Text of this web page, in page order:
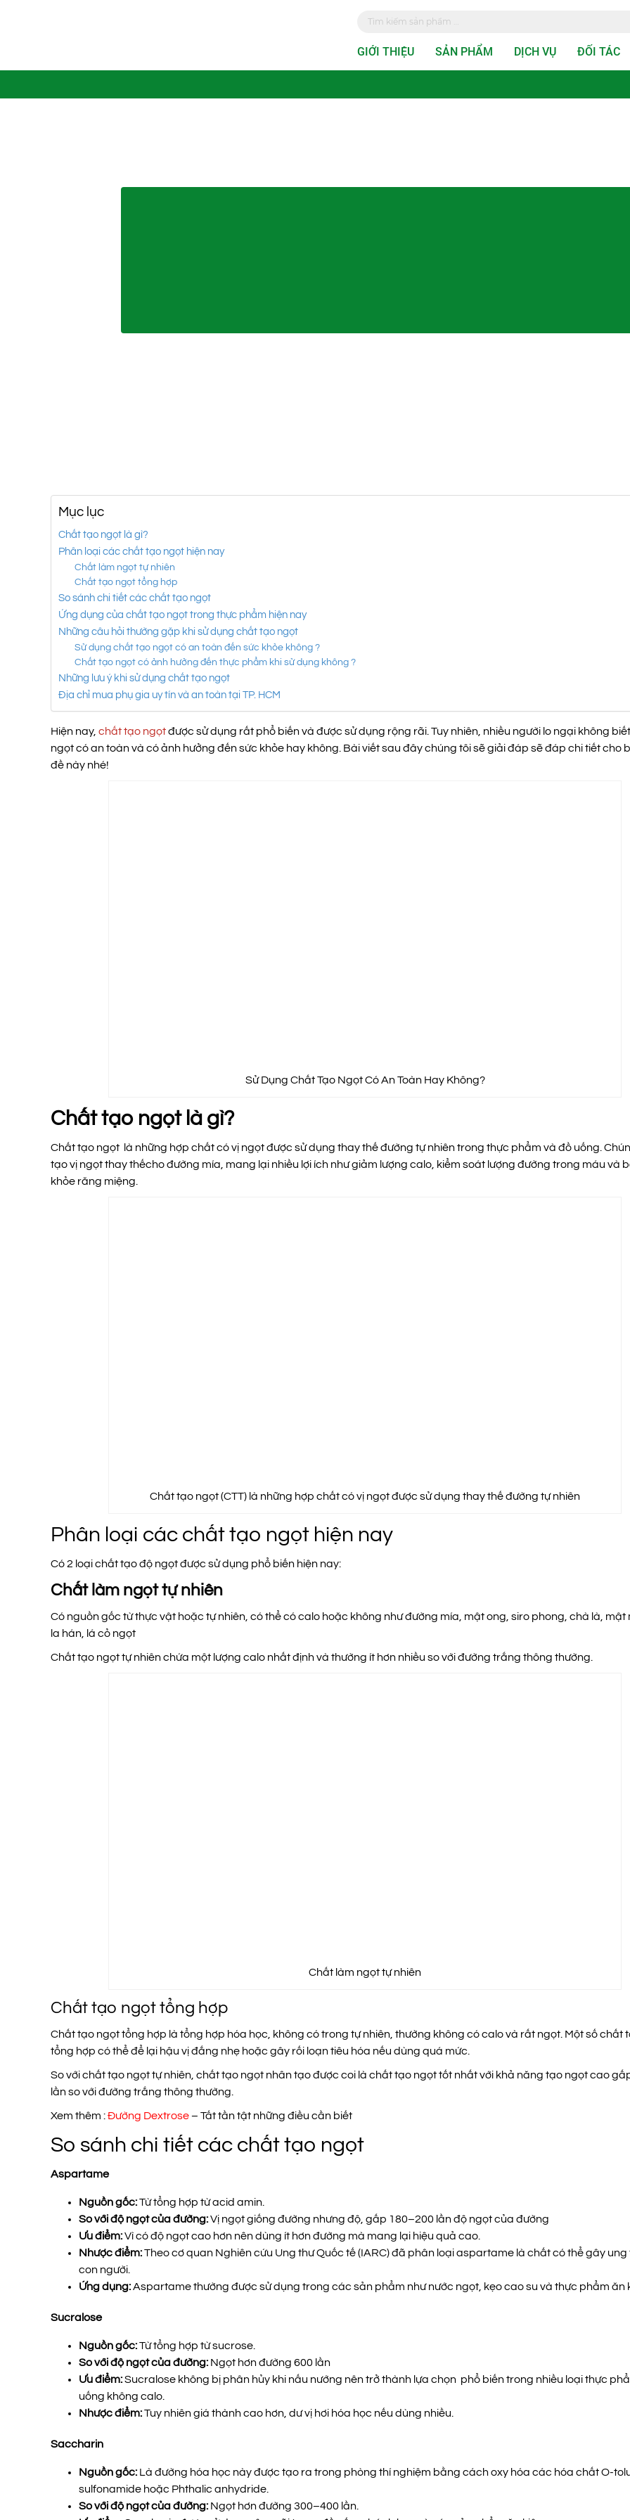
GIỚI THIỆU SẢN PHẨM DỊCH VỤ ĐỐI TÁC
Mục lục
Chất tạo ngọt là gì?
Phân loại các chất tạo ngọt hiện nay
Chất làm ngọt tự nhiên
Chất tạo ngọt tổng hợp
So sánh chi tiết các chất tạo ngọt
Ứng dụng của chất tạo ngọt trong thực phẩm hiện nay
Những câu hỏi thường gặp khi sử dụng chất tạo ngọt
Sử dụng chất tạo ngọt có an toàn đến sức khỏe không ?
Chất tạo ngọt có ảnh hưởng đến thực phẩm khi sử dụng không ?
Những lưu ý khi sử dụng chất tạo ngọt
Địa chỉ mua phụ gia uy tín và an toàn tại TP. HCM
Hiện nay, chất tạo ngọtđược sử dụng rất phổ biến và được sử dụng rộng rãi. Tuy nhiên, nhiều người lo ngại không
ngọt có an toàn và có ảnh hưởng đến sức khỏe hay không. Bài viết sau đây chúng tôi sẽ giải đáp sẽ đáp chi tiết cho
đề này nhé!
Sử Dụng Chất Tạo Ngọt Có An Toàn Hay Không?
Chất tạo ngọt là gì?
Chất tạo ngọt là những hợp chất có vị ngọt được sử dụng thay thế đường tự nhiên trong thực phẩm và đồ uống.
tạo vị ngọt thay thếcho đường mía, mang lại nhiều lợi ích như giảm lượng calo, kiểm soát lượng đường trong máu và
khỏe răng miệng.
Chất tạo ngọt (CTT) là những hợp chất có vị ngọt được sử dụng thay thế đường tự nhiên
Phân loại các chất tạo ngọt hiện nay
Có 2 loại chất tạo độ ngọt được sử dụng phổ biến hiện nay:
Chất làm ngọt tự nhiên
Có nguồn gốc từ thực vật hoặc tự nhiên, có thể có calo hoặc không như đường mía, mật ong, siro phong, chà là, mật
la hán, lá cỏ ngọt
Chất tạo ngọt tự nhiên chứa một lượng calo nhất định và thường ít hơn nhiều so với đường trắng thông thường.
Chất làm ngọt tự nhiên
Chất tạo ngọt tổng hợp
Chất tạo ngọt tổng hợp là tổng hợp hóa học, không có trong tự nhiên, thường không có calo và rất ngọt. Một số chất
tổng hợp có thể để lại hậu vị đắng nhẹ hoặc gây rối loạn tiêu hóa nếu dùng quá mức.
So với chất tạo ngọt tự nhiên, chất tạo ngọt nhân tạo được coi là chất tạo ngọt tốt nhất với khả năng tạo ngọt cao
lần so với đường trắng thông thường.
Xem thêm :Đường Dextrose– Tất tần tật những điều cần biết
So sánh chi tiết các chất tạo ngọt
Aspartame
Nguồn gốc:Từ tổng hợp từ acid amin.
So với độ ngọt của đường:Vị ngọt giống đường nhưng độ, gấp 180–200 lần độ ngọt của đường
Ưu điểm:Vì có độ ngọt cao hơn nên dùng ít hơn đường mà mang lại hiệu quả cao.
Nhược điểm:Theo cơ quan Nghiên cứu Ung thư Quốc tế (IARC) đã phân loại aspartame là chất có thể gây ung
con người.
Ứng dụng:Aspartame thường được sử dụng trong các sản phẩm như nước ngọt, kẹo cao su và thực phẩm ăn
Sucralose
Nguồn gốc:Từ tổng hợp từ sucrose.
So với độ ngọt của đường: Ngọt hơn đường 600 lần
Ưu điểm:Sucralose không bị phân hủy khi nấu nướng nên trở thành lựa chọn phổ biến trong nhiều loại thực
uống không calo.
Nhược điểm:Tuy nhiên giá thành cao hơn, dư vị hơi hóa học nếu dùng nhiều.
Saccharin
Nguồn gốc: Là đường hóa học này được tạo ra trong phòng thí nghiệm bằng cách oxy hóa các hóa chất O-
sulfonamide hoặc Phthalic anhydride.
So với độ ngọt của đường: Ngọt hơn đường 300–400 lần.